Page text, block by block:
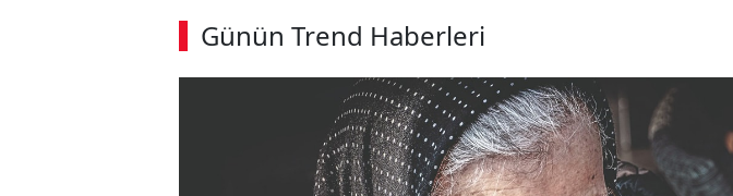
Günün Trend Haberleri
00:03 / 02:14